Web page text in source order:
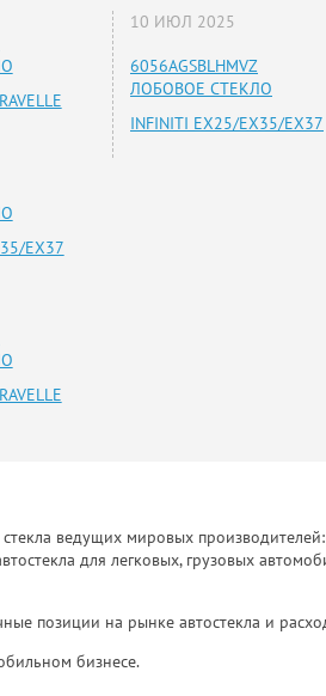
EX37
10 ИЮЛ 2025
6056AGSBLHMVZ
ЛОБОВОЕ СТЕКЛО
INFINITI EX25/EX35/EX37
ведущих мировых производителей:
для легковых, грузовых
позиции на рынке автостекла и
бизнесе.